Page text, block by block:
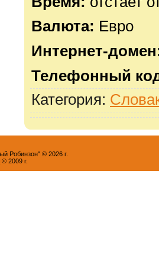
Валюта: Евро
Интернет-
Телефонный
Категория:
Робинзон" © 2026 г.
© 2009 г.